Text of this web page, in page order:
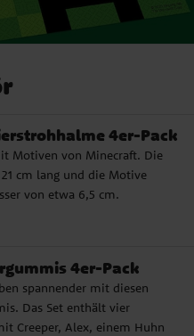
4er-Pack
Motiven von Minecraft. Die
cm lang und die Motive
von etwa 6,5 cm.
4er-Pack
spannender mit diesen
Das Set enthält vier
Creeper, Alex, einem Huhn